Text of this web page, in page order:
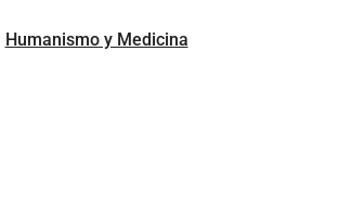
Humanismo y Medicina